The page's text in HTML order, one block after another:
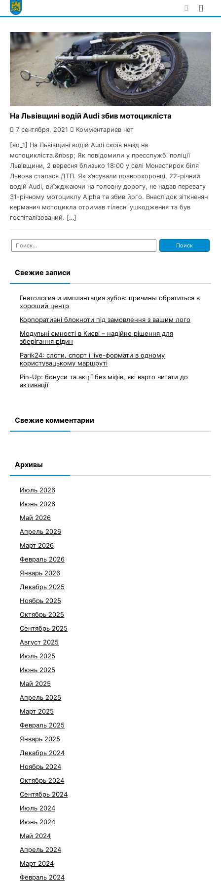
Skip
to
На Львівщині водій Audi збив мотоцикліста
7 сентября, 2021 Комментариев нет
[ad_1] На Львівщині водій Audi скоїв наїзд на
мотоцикліста.&nbsp; Як повідомили у пресслужбі поліції
Львівщини, 2 вересня близько 18:00 у селі Монастирок біля
Львова сталася ДТП. Як з’ясували правоохоронці, 22-річний
водій Audi, виїжджаючи на головну дорогу, не надав перевагу
31-річному мотоциклу Alpha та збив його. Внаслідок зіткненян
керманич мотоцикла отримав тілесні ушкодження та був
госпіталізований. […]
Найти:
Свежие записи
Гнатология и имплантация зубов: причины обратиться в
хороший центр
Корпоративні блокноти під замовлення з вашим лого
Модульні ємності в Києві – надійне рішення для
зберігання рідин
Parik24: слоти, спорт і live-формати в одному
користувацькому маршруті
Pin-Up: бонуси та акції без міфів, які варто читати до
активації
Свежие комментарии
Архивы
Июль 2026
Июнь 2026
Май 2026
Апрель 2026
Март 2026
Февраль 2026
Январь 2026
Декабрь 2025
Ноябрь 2025
Октябрь 2025
Сентябрь 2025
Август 2025
Июль 2025
Июнь 2025
Май 2025
Апрель 2025
Март 2025
Февраль 2025
Январь 2025
Декабрь 2024
Ноябрь 2024
Октябрь 2024
Сентябрь 2024
Июль 2024
Июнь 2024
Май 2024
Апрель 2024
Март 2024
Февраль 2024